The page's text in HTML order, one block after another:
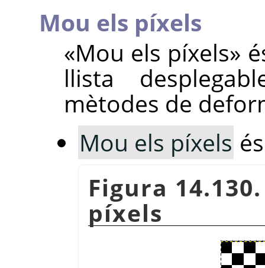
Mou els píxels
«Mou els píxels»
llista
mètodes de
Mou els píxels
Figura
píxels